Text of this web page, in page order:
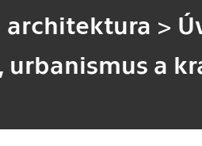
architektura >
urbanismus a